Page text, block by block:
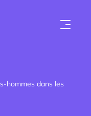
hommes dans les